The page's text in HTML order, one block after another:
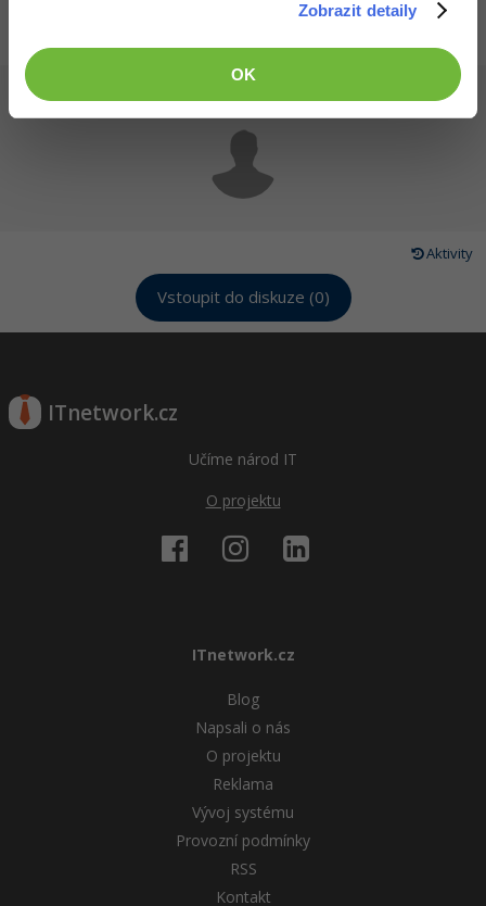
Zobrazit detaily
OK
Článek pro vás napsalNeaktivní Účet4.4.2017 21:32
Aktivity
Vstoupit do diskuze (0)
ITnetwork.cz
Učíme národ IT
O projektu
ITnetwork.cz
Blog
Napsali o nás
O projektu
Reklama
Vývoj systému
Provozní podmínky
RSS
Kontakt